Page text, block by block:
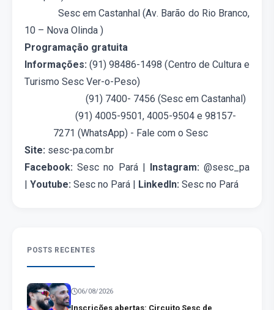
Sesc em Castanhal (Av. Barão do Rio Branco,
10 – Nova Olinda )
Programação gratuita
Informações: (91) 98486-1498 (Centro de Cultura e
Turismo Sesc Ver-o-Peso)
(91) 7400- 7456 (Sesc em Castanhal)
(91) 4005-9501, 4005-9504 e 98157-
7271 (WhatsApp) - Fale com o Sesc
Site: sesc-pa.com.br
Facebook: Sesc no Pará | Instagram:@sesc_pa
| Youtube: Sesc no Pará | LinkedIn: Sesc no Pará
POSTS RECENTES
06/08/2026
Inscrições abertas: Circuito Sesc de